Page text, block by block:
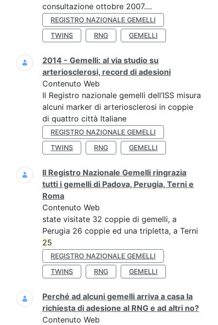
consultazione ottobre 2007....
REGISTRO NAZIONALE GEMELLI
TWINS
RNG GEMELLI
2014 - Gemelli: al via studio su
arteriosclerosi, record di adesioni
Contenuto Web
Il Registro nazionale gemelli dell’ISS misura
alcuni marker di arteriosclerosi in coppie
di quattro città Italiane
REGISTRO NAZIONALE GEMELLI
TWINS
RNG GEMELLI
Il Registro Nazionale Gemelli ringrazia
tutti i gemelli di Padova, Perugia, Terni e
Roma
Contenuto Web
state visitate 32 coppie di gemelli, a
Perugia 26 coppie ed una tripletta, a Terni
25
REGISTRO NAZIONALE GEMELLI
TWINS
RNG GEMELLI
Perché ad alcuni gemelli arriva a casa la
richiesta di adesione al RNG e ad altri no?
Contenuto Web